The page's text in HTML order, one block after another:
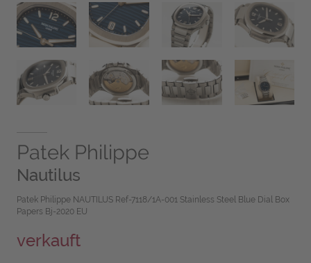
Patek Philippe
Nautilus
Patek Philippe NAUTILUS Ref-7118/1A-001 Stainless Steel Blue Dial Box
Papers Bj-2020 EU
verkauft